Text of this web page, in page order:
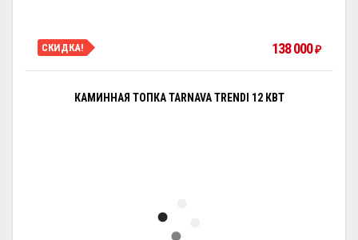
СКИДКА! 138 000 ₽
КАМИННАЯ ТОПКА TARNAVA TRENDI 12 КВТ